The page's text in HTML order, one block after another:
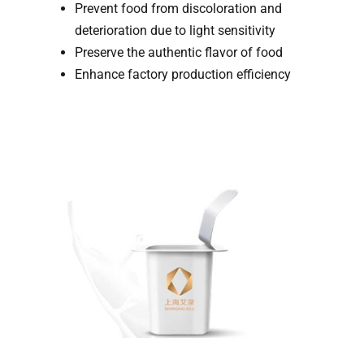
Prevent food from discoloration and
deterioration due to light sensitivity
Preserve the authentic flavor of food
Enhance factory production efficiency